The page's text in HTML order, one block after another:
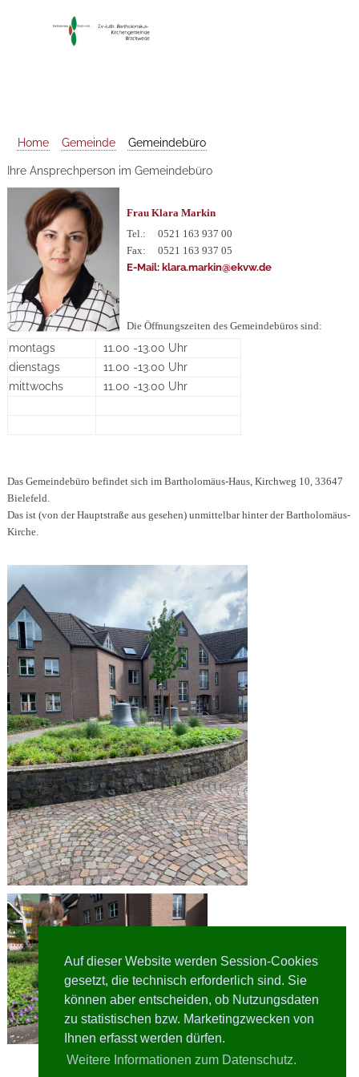
Auf dieser Website werden Session-Cookies
gesetzt, die technisch erforderlich sind. Sie
können aber entscheiden, ob Nutzungsdaten
zu statistischen bzw. Marketingzwecken von
Ihnen erfasst werden dürfen.
Weitere Informationen zum Datenschutz.
Home Gemeinde Gemeindebüro
Ihre Ansprechperson im Gemeindebüro
Frau Klara Markin
Tel.: 0521 163 937 00
Fax: 0521 163 937 05
E-Mail: klara.markin@ekvw.de
Die Öffnungszeiten des Gemeindebüros sind:
montags
11.00 -13.00 Uhr
dienstags
11.00 -13.00 Uhr
mittwochs
11.00 -13.00 Uhr
Das Gemeindebüro befindet sich im Bartholomäus-Haus, Kirchweg 10, 33647
Bielefeld.
Das ist (von der Hauptstraße aus gesehen) unmittelbar hinter der Bartholomäus-
Kirche.
Besucher heute: 3 / 21414